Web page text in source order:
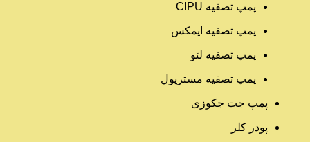
پمپ تصفیه CIPU
پمپ تصفیه ایمکس
پمپ تصفیه لئو
پمپ تصفیه مسترپول
پمپ جت جکوزی
پودر کلر